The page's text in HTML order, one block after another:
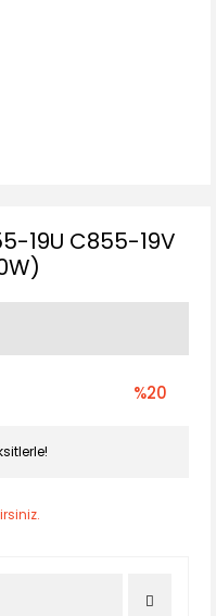
19U C855-19V
%20